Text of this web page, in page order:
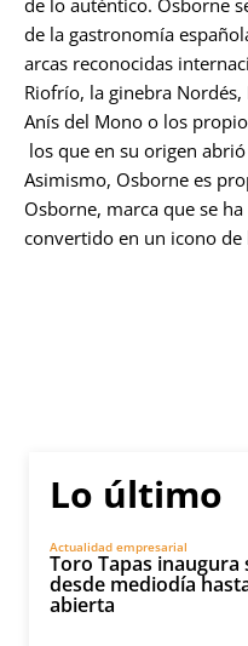
de lo auténtico. Osborne
de la gastronomía
arcas reconocidas
Riofrío, la ginebra
Anís del Mono o los
los que en su origen
Asimismo, Osborne es
Osborne, marca que se ha
convertido en un icono de
Lo último
Actualidad empresarial
Toro Tapas inaugura
desde mediodía
abierta